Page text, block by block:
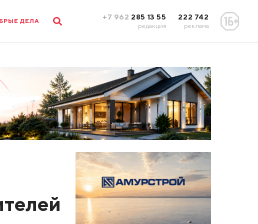
ДЕЛА +7 962 285 13 55
редакция
222 742
реклама